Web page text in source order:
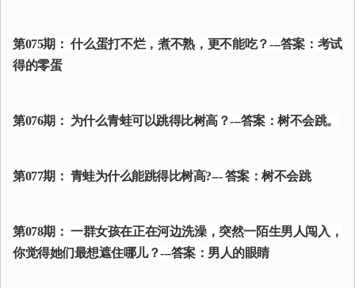
第075期： 什么蛋打不烂，煮不熟，更不能吃？---答案：考试
得的零蛋
第076期： 为什么青蛙可以跳得比树高？---答案：树不会跳。
第077期： 青蛙为什么能跳得比树高?--- 答案：树不会跳
第078期： 一群女孩在正在河边洗澡，突然一陌生男人闯入，
你觉得她们最想遮住哪儿？---答案：男人的眼睛